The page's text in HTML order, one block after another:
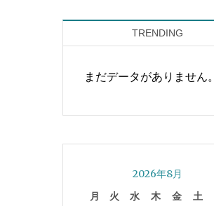
TRENDING
まだデータがありません。
2026年8月
月
火 水 木 金 土